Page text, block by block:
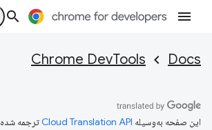
Docs
Chrome DevTools
این صفحه به‌وسیله ترجمه